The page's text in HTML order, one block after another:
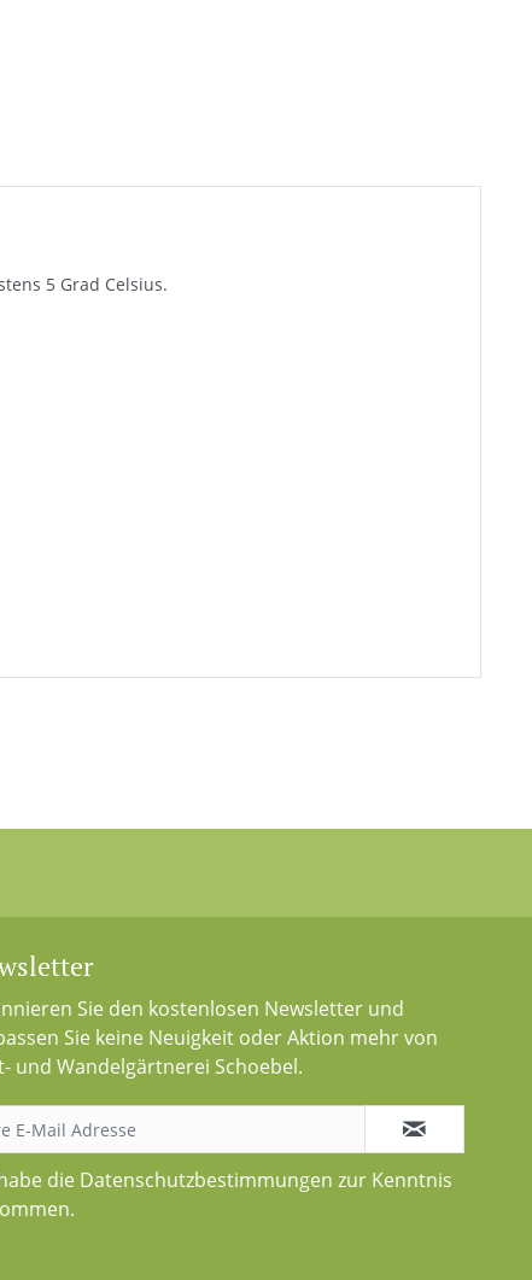
5 Grad Celsius.
Sie den kostenlosen Newsletter und
Sie keine Neuigkeit oder Aktion mehr von
und Wandelgärtnerei Schoebel.
die Datenschutzbestimmungen zur Kenntnis